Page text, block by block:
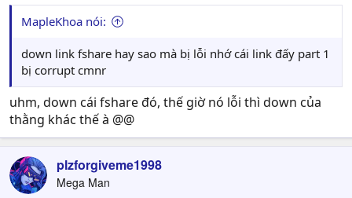
MapleKhoa nói:
down link fshare hay sao mà bị lỗi nhớ cái link đấy part 1
bị corrupt cmnr
uhm, down cái fshare đó, thế giờ nó lỗi thì down của
thằng khác thế à @@
plzforgiveme1998
Mega Man